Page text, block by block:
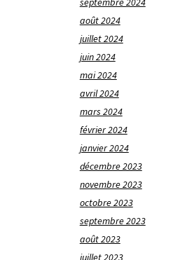
août 2024
juillet 2024
juin 2024
mai 2024
avril 2024
mars 2024
février 2024
janvier 2024
décembre 2023
novembre 2023
octobre 2023
septembre 2023
août 2023
juillet 2023